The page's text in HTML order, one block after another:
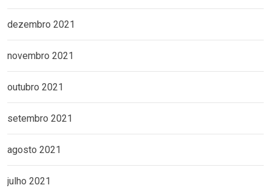
dezembro 2021
novembro 2021
outubro 2021
setembro 2021
agosto 2021
julho 2021